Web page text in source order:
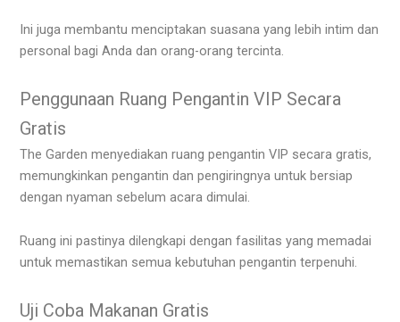
Ini juga membantu menciptakan suasana yang lebih intim dan
personal bagi Anda dan orang-orang tercinta.
Penggunaan Ruang Pengantin VIP Secara
Gratis
The Garden menyediakan ruang pengantin VIP secara gratis,
memungkinkan pengantin dan pengiringnya untuk bersiap
dengan nyaman sebelum acara dimulai.
Ruang ini pastinya dilengkapi dengan fasilitas yang memadai
untuk memastikan semua kebutuhan pengantin terpenuhi.
Uji Coba Makanan Gratis